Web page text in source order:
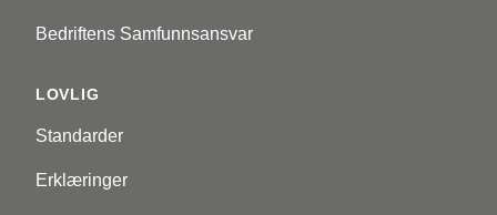
Bedriftens Samfunnsansvar
LOVLIG
Standarder
Erklæringer